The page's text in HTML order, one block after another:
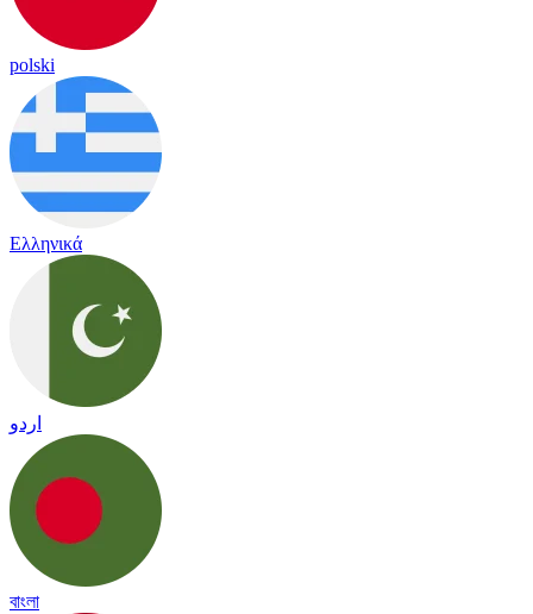
polski
Ελληνικά
اردو
বাংলা